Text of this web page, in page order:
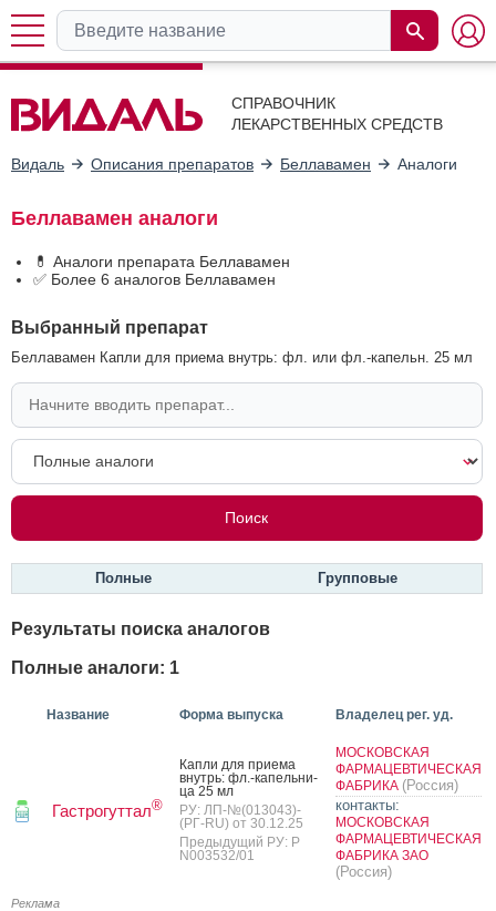
СПРАВОЧНИК
ЛЕКАРСТВЕННЫХ СРЕДСТВ
Видаль Описания препаратов Беллавамен Аналоги
Беллавамен аналоги
💊 Аналоги препарата Беллавамен
✅ Более 6 аналогов Беллавамен
Выбранный препарат
Беллавамен Капли для приема внутрь: фл. или фл.-капельн. 25 мл
Полные Групповые
Результаты поиска аналогов
Полные аналоги: 1
Название Форма выпуска Владелец рег. уд.
Гастрогуттал®
Кап­ли для при­ема
внутрь: фл.-ка­пель­ни­
ца 25 мл
РУ: ЛП-№(013043)-
(РГ-RU) от 30.12.25
Предыдущий РУ: Р
N003532/01
МОСКОВСКАЯ
ФАРМАЦЕВТИЧЕСКАЯ
ФАБРИКА (Россия)
контакты:
МОСКОВСКАЯ
ФАРМАЦЕВТИЧЕСКАЯ
ФАБРИКА ЗАО
(Россия)
Реклама